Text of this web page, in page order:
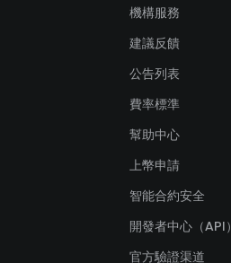
機構服務
建議反饋
公告列表
費率標準
幫助中心
上幣申請
智能合約安全
開發者中心（API）
官方驗證渠道